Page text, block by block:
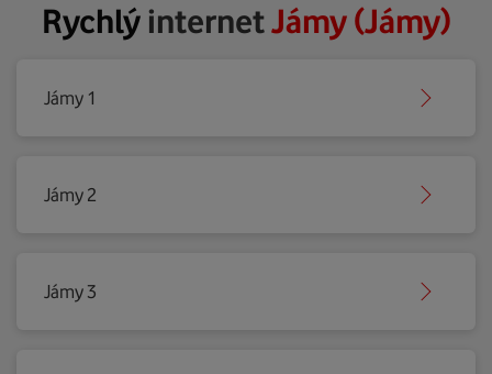
RychlýinternetJámy (Jámy)
Jámy 1
Jámy 2
Jámy 3